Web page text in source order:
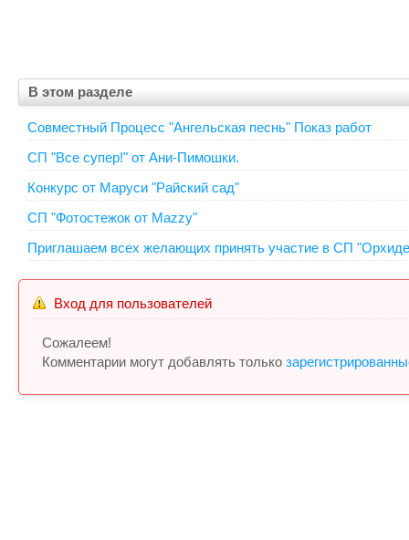
В этом разделе
Совместный Процесс "Ангельская песнь" Показ работ
СП "Все супер!" от Ани-Пимошки.
Конкурс от Маруси "Райский сад"
СП "Фотостежок от Mazzy"
Приглашаем всех желающих принять участие в СП
Вход для пользователей
Сожалеем!
Комментарии могут добавлять только